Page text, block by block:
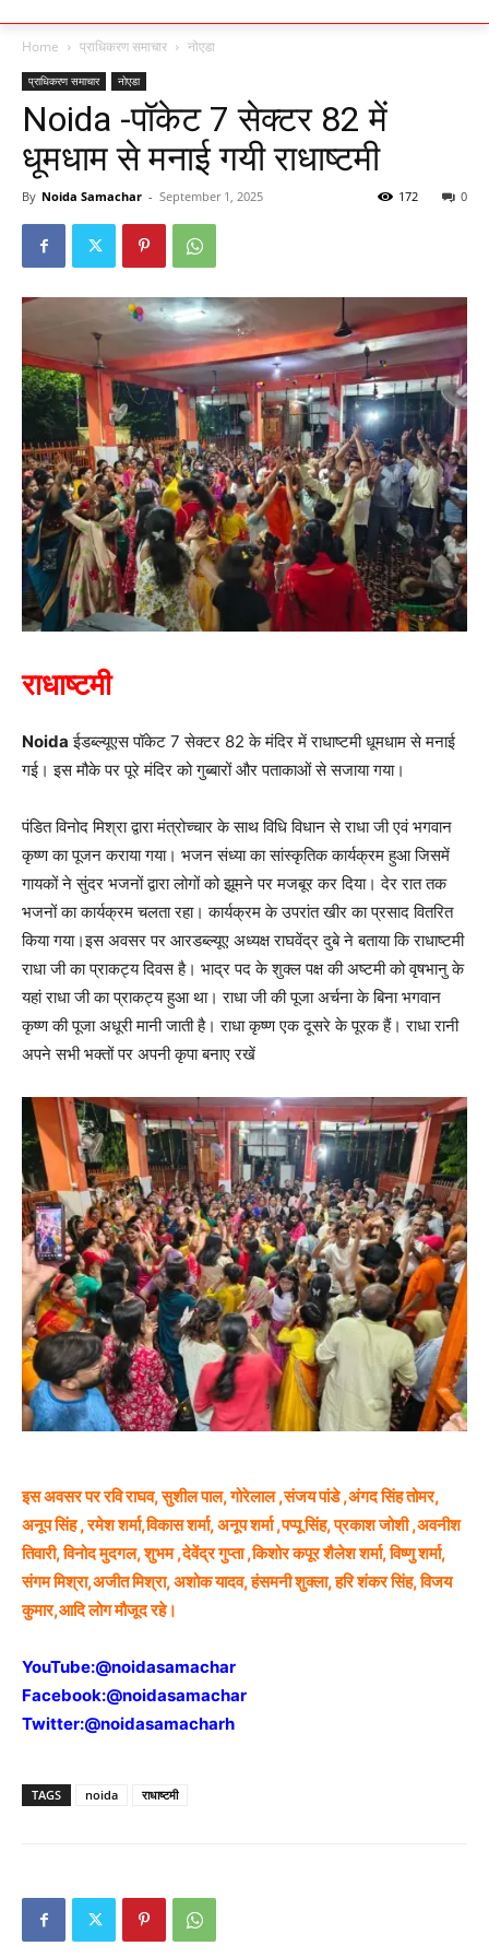
Home प्राधिकरण समाचार नोएडा
प्राधिकरण समाचार नोएडा
Noida -पॉकेट 7 सेक्टर 82 में
धूमधाम से मनाई गयी राधाष्टमी
By Noida Samachar - September 1, 2025 0
172
राधाष्टमी
Noida ईडब्ल्यूएस पॉकेट 7 सेक्टर 82 के मंदिर में राधाष्टमी धूमधाम से मनाई
गई। इस मौके पर पूरे मंदिर को गुब्बारों और पताकाओं से सजाया गया।
पंडित विनोद मिश्रा द्वारा मंत्रोच्चार के साथ विधि विधान से राधा जी एवं भगवान
कृष्ण का पूजन कराया गया। भजन संध्या का सांस्कृतिक कार्यक्रम हुआ जिसमें
गायकों ने सुंदर भजनों द्वारा लोगों को झूमने पर मजबूर कर दिया। देर रात तक
भजनों का कार्यक्रम चलता रहा। कार्यक्रम के उपरांत खीर का प्रसाद वितरित
किया गया।इस अवसर पर आरडब्ल्यूए अध्यक्ष राघवेंद्र दुबे ने बताया कि राधाष्टमी
राधा जी का प्राकट्य दिवस है। भाद्र पद के शुक्ल पक्ष की अष्टमी को वृषभानु के
यहां राधा जी का प्राकट्य हुआ था। राधा जी की पूजा अर्चना के बिना भगवान
कृष्ण की पूजा अधूरी मानी जाती है। राधा कृष्ण एक दूसरे के पूरक हैं। राधा रानी
अपने सभी भक्तों पर अपनी कृपा बनाए रखें
इस अवसर पर रवि राघव, सुशील पाल, गोरेलाल ,संजय पांडे ,अंगद सिंह तोमर,
अनूप सिंह , रमेश शर्मा,विकास शर्मा, अनूप शर्मा ,पप्पू सिंह, प्रकाश जोशी ,अवनीश
तिवारी, विनोद मुदगल, शुभम ,देवेंद्र गुप्ता ,किशोर कपूर शैलेश शर्मा, विष्णु शर्मा,
संगम मिश्रा,अजीत मिश्रा, अशोक यादव, हंसमनी शुक्ला, हरि शंकर सिंह, विजय
कुमार,आदि लोग मौजूद रहे।
YouTube:@noidasamachar
Facebook:@noidasamachar
Twitter:@noidasamacharh
TAGS noida राधाष्टमी